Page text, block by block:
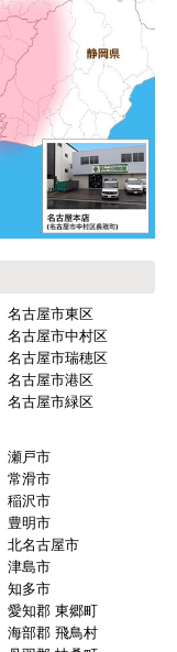
利用。やはり
ました。
か？】
ていたので、
に到着。
ちんと対応し
番の候補先
か？
か？
名古屋市東区
名古屋市中村区
名古屋市瑞穂区
名古屋市港区
名古屋市緑区
瀬戸市
常滑市
稲沢市
豊明市
北名古屋市
津島市
知多市
愛知郡 東郷町
海部郡 飛鳥村